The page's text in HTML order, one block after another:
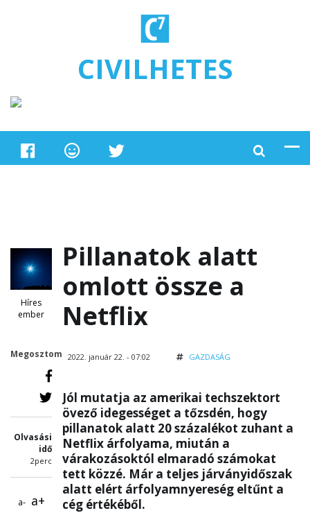
CIVILHETES
Híres
ember
Megosztom
Olvasási
idő
2perc
a- a+
Pillanatok alatt
omlott össze a
Netflix
2022. január 22. - 07:02 GAZDASÁG
Jól mutatja az amerikai techszektort
övező idegességet a tőzsdén, hogy
pillanatok alatt 20 százalékot zuhant a
Netflix árfolyama, miután a
várakozásoktól elmaradó számokat
tett közzé. Már a teljes járványidőszak
alatt elért árfolyamnyereség eltűnt a
cég értékéből.